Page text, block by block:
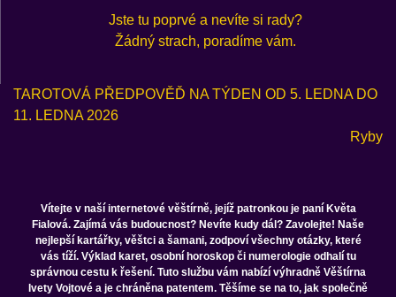
Jste tu poprvé a nevíte si rady?
Žádný strach, poradíme vám.
TAROTOVÁ PŘEDPOVĚĎ NA TÝDEN OD 5. LEDNA DO
11. LEDNA 2026
Ryby
Vítejte v naší internetové věštírně, jejíž patronkou je paní Květa
Fialová. Zajímá vás budoucnost? Nevíte kudy dál? Zavolejte! Naše
nejlepší kartářky, věštci a šamani, zodpoví všechny otázky, které
vás tíží. Výklad karet, osobní horoskop či numerologie odhalí tu
správnou cestu k řešení. Tuto službu vám nabízí výhradně Věštírna
Ivety Vojtové a je chráněna patentem. Těšíme se na to, jak společně